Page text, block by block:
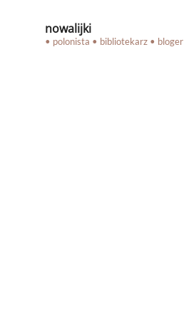
nowalijki
• polonista • bibliotekarz • bloger